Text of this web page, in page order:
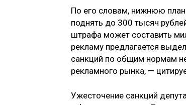
По его словам, нижнюю
поднять до 300 тысяч
штрафа может составить
рекламу предлагается
санкций по общим нормам
рекламного рынка, —
Ужесточение санкций